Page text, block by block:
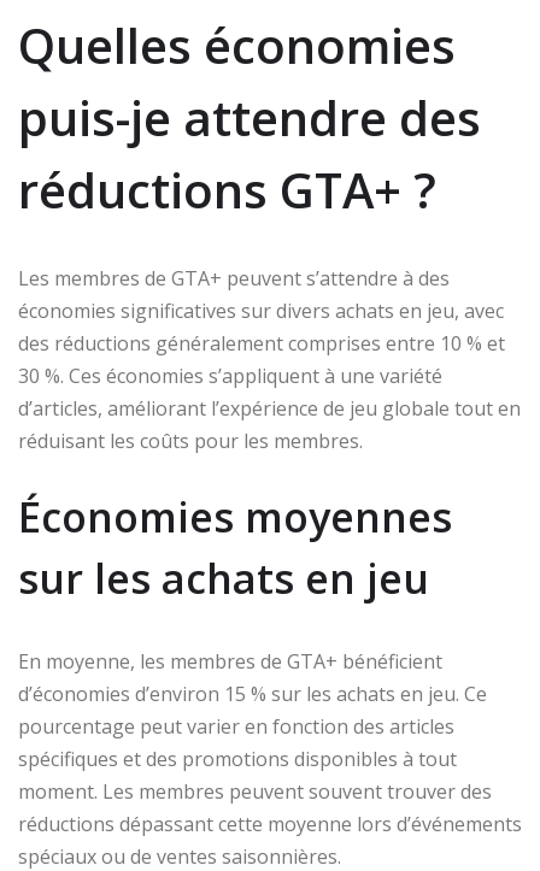
Quelles économies
puis-je attendre des
réductions GTA+ ?
Les membres de GTA+ peuvent s’attendre à des
économies significatives sur divers achats en jeu, avec
des réductions généralement comprises entre 10 % et
30 %. Ces économies s’appliquent à une variété
d’articles, améliorant l’expérience de jeu globale tout en
réduisant les coûts pour les membres.
Économies moyennes
sur les achats en jeu
En moyenne, les membres de GTA+ bénéficient
d’économies d’environ 15 % sur les achats en jeu. Ce
pourcentage peut varier en fonction des articles
spécifiques et des promotions disponibles à tout
moment. Les membres peuvent souvent trouver des
réductions dépassant cette moyenne lors d’événements
spéciaux ou de ventes saisonnières.